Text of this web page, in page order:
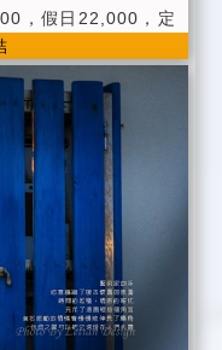
，假日22,000，定
，假日22,00
●假日:週六、連續
一至週四，4房即可
。 ●退房時間：AM
的證件，以便登記。
告知。 ●為維護住宿
不便之處請見諒。 ●
熱電解水飲水機、 ●
設便利停車場地 ●
道電視。 ●提供現做
8:30~9:30) ●提供宜